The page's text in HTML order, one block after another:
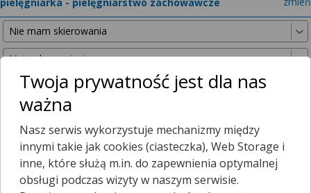
Nie znaleźliśmy żadnych lekarzy w promieniu25 km , dlatego
zwiększyliśmy promień wyszukiwania do
50 km
Twoja prywatność jest dla nas
ważna
Nasz serwis wykorzystuje mechanizmy między
innymi takie jak cookies (ciasteczka), Web Storage i
inne, które służą m.in. do zapewnienia optymalnej
obsługi podczas wizyty w naszym serwisie.